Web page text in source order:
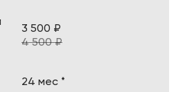
3 500 ₽
4 500 ₽
24 мес *